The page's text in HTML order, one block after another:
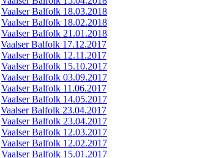
Vaalser Balfolk 18.03.2018
Vaalser Balfolk 18.02.2018
Vaalser Balfolk 21.01.2018
Vaalser Balfolk 17.12.2017
Vaalser Balfolk 12.11.2017
Vaalser Balfolk 15.10.2017
Vaalser Balfolk 03.09.2017
Vaalser Balfolk 11.06.2017
Vaalser Balfolk 14.05.2017
Vaalser Balfolk 23.04.2017
Vaalser Balfolk 23.04.2017
Vaalser Balfolk 12.03.2017
Vaalser Balfolk 12.02.2017
Vaalser Balfolk 15.01.2017